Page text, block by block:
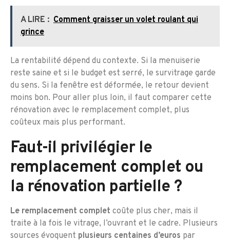
A LIRE : Comment graisser un volet roulant qui
grince
La rentabilité dépend du contexte. Si la menuiserie
reste saine et si le budget est serré, le survitrage garde
du sens. Si la fenêtre est déformée, le retour devient
moins bon. Pour aller plus loin, il faut comparer cette
rénovation avec le remplacement complet, plus
coûteux mais plus performant.
Faut-il privilégier le
remplacement complet ou
la rénovation partielle ?
Le remplacement complet coûte plus cher, mais il
traite à la fois le vitrage, l’ouvrant et le cadre. Plusieurs
sources évoquent plusieurs centaines d’euros par